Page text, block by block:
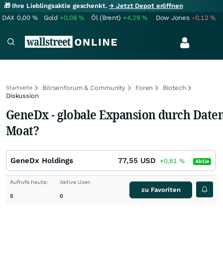
🎁 Ihre Lieblingsaktie geschenkt.→ Jetzt Depot eröffnen
DAX 0,00 % Gold +0,08% Öl (Brent) +4,29% Dow Jones -0,12%
Startseite Börsenforum & Community Foren
Biotech
Diskussion
GeneDx - globale Expansion durch
Moat?
GeneDx Holdings 77,55 USD +0,61 % Aktie
Aufrufe heute:
5
Aktive User:
0
zu Favoriten